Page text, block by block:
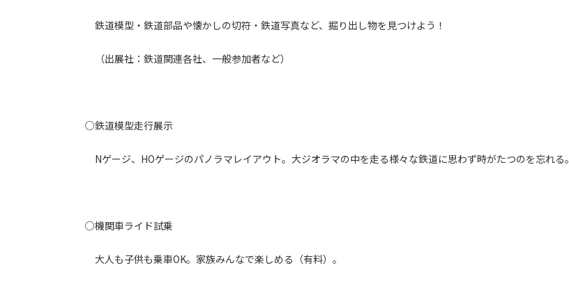
鉄道模型・鉄道部品や懐かしの切符・鉄道写真など、掘り出し物を見つけよう！
（出展社：鉄道関連各社、一般参加者など）
○鉄道模型走行展示
Nゲージ、HOゲージのパノラマレイアウト。大ジオラマの中を走る様々な鉄道に思わず時がたつのを忘れる。
○機関車ライド試乗
大人も子供も乗車OK。家族みんなで楽しめる（有料）。